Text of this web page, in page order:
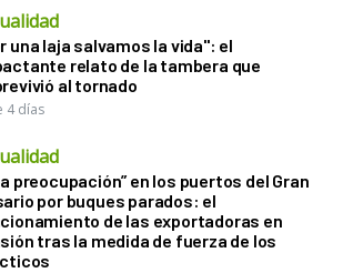
una laja salvamos la vida": el
relato de la tambera que
al tornado
4 días
preocupación” en los puertos del Gran
por buques parados: el
de las exportadoras en
tras la medida de fuerza de los